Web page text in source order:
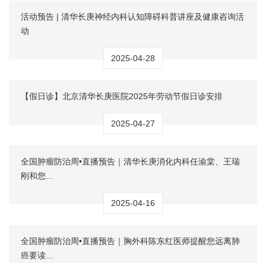
活动预告 | 清华长庚神经内科认知障碍科普讲座及健康咨询活
动
2025-04-28
【假日诊】北京清华长庚医院2025年劳动节假日诊安排
2025-04-27
全国肿瘤防治周•直播预告｜清华长庚消化内科任渝棠、王瑞
刚和您...
2025-04-16
全国肿瘤防治周•直播预告｜胸外科陈东红医师提醒您远离肺
癌要读...